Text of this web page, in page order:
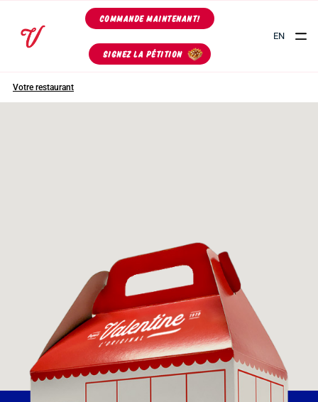
COMMANDE MAINTENANT!
SIGNEZ LA PÉTITION
EN
Votre restaurant